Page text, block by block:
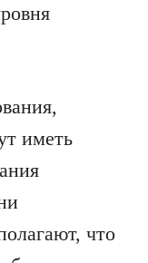
иметь
что